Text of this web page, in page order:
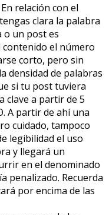
En relación con el
clara la palabra
o un post es
el número
corto, pero sin
densidad de palabras
si tu post tuviera
clave a partir de 5
A partir de ahí una
cuidado, tampoco
legibilidad el uso
y llegará un
en el denominado
penalizado. Recuerda
por encima de las